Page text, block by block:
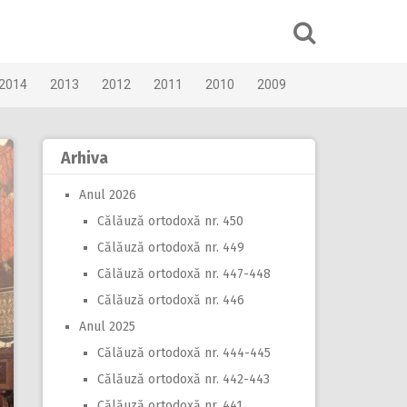
2013 2012 2011 2010 2009
Arhiva
Anul 2026
Călăuză ortodoxă nr. 450
Călăuză ortodoxă nr. 449
Călăuză ortodoxă nr. 447-448
Călăuză ortodoxă nr. 446
Anul 2025
Călăuză ortodoxă nr. 444-445
Călăuză ortodoxă nr. 442-443